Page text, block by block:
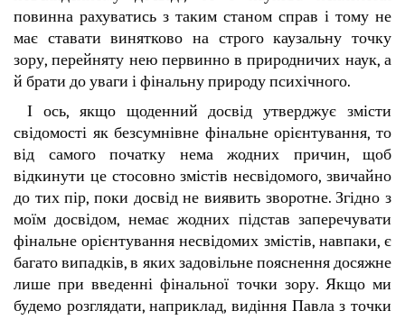
повинна рахуватись з таким станом справ і тому не
має ставати винятково на строго каузальну точку
зору, перейняту нею первинно в природничих наук, а
й брати до уваги і фінальну природу психічного.
І ось, якщо щоденний досвід утверджує змісти
свідомості як безсумнівне фінальне орієнтування, то
від самого початку нема жодних причин, щоб
відкинути це стосовно змістів несвідомого, звичайно
до тих пір, поки досвід не виявить зворотне. Згідно з
моїм досвідом, немає жодних підстав заперечувати
фінальне орієнтування несвідомих змістів, навпаки, є
багато випадків, в яких задовільне пояснення досяжне
лише при введенні фінальної точки зору. Якщо ми
будемо розглядати, наприклад, видіння Павла з точки